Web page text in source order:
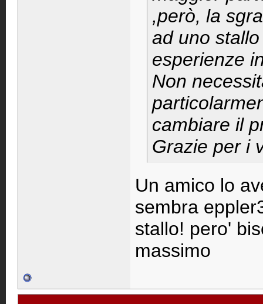
,però, la
ad uno
esperienze
Non
cambiare il
Grazie per i
Un amico lo
sembra
stallo! pero'
massimo